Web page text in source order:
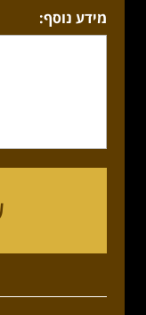
מידע נוסף: